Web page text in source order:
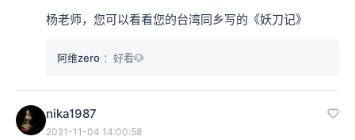
龙八部》里的鸠摩智……以迄于《鹿鼎记》中的康熙，等
接下来对照古龙。古龙呢？古龙却是大开大阖，索性抛开
杨老师，您可以看看您的台湾同乡写的《妖刀记》
阿维zero ：好看🐶
nika1987
2021-11-04 14:00:58